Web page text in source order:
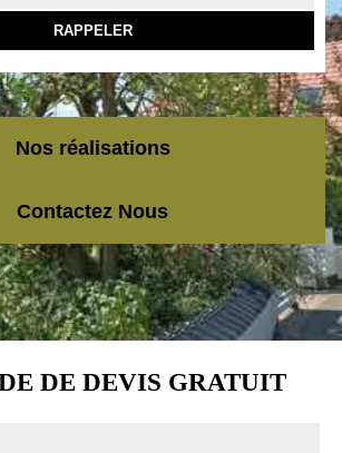
Nos réalisations
Contactez Nous
DE DEVIS GRATUIT